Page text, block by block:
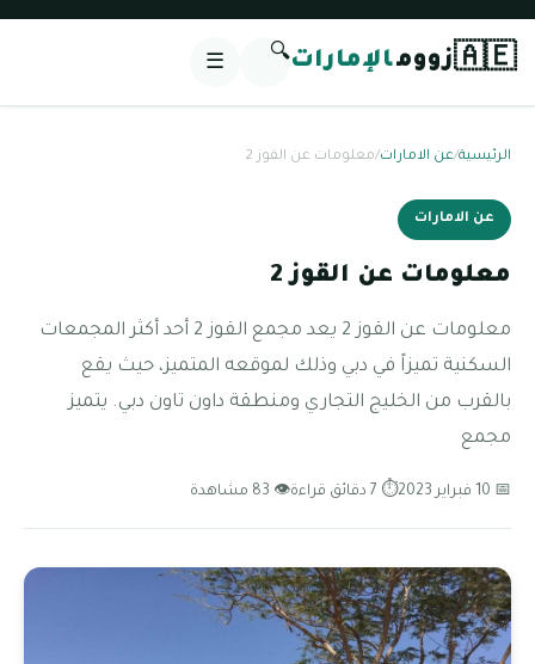
🇦🇪زوومالإمارات🔍
☰
الرئيسية/عن الامارات/معلومات عن القوز 2
عن الامارات
معلومات عن القوز 2
معلومات عن القوز 2 يعد مجمع القوز 2 أحد أكثر المجمعات
السكنية تميزاً في دبي وذلك لموقعه المتميز، حيث يقع
بالقرب من الخليج التجاري ومنطقة داون تاون دبي. يتميز
مجمع
📅 10 فبراير 2023 ⏱ 7 دقائق قراءة 👁 83 مشاهدة